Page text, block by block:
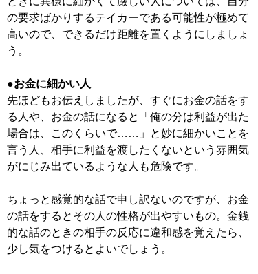
の要求ばかりするテイカーである可能性が極めて
高いので、できるだけ距離を置くようにしましょ
う。
●お金に細かい人
先ほどもお伝えしましたが、すぐにお金の話をす
る人や、お金の話になると「俺の分は利益が出た
場合は、このくらいで……」と妙に細かいことを
言う人、相手に利益を渡したくないという雰囲気
がにじみ出ているような人も危険です。
ちょっと感覚的な話で申し訳ないのですが、お金
の話をするとその人の性格が出やすいもの。金銭
的な話のときの相手の反応に違和感を覚えたら、
少し気をつけるとよいでしょう。